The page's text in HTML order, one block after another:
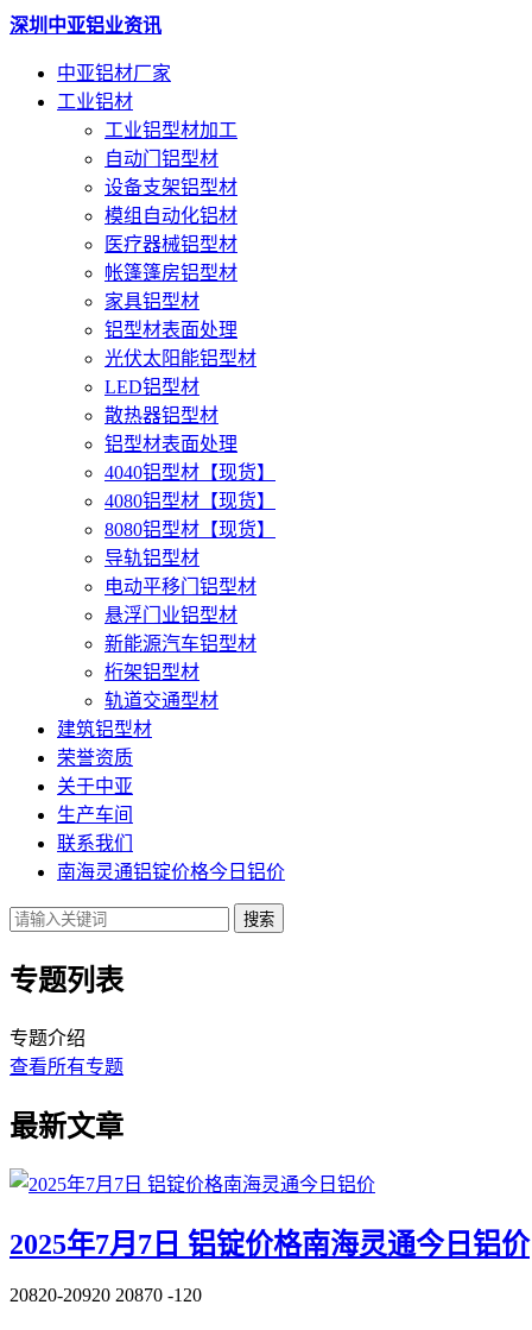
深圳中亚铝业资讯
中亚铝材厂家
工业铝材
工业铝型材加工
自动门铝型材
设备支架铝型材
模组自动化铝材
医疗器械铝型材
帐篷篷房铝型材
家具铝型材
铝型材表面处理
光伏太阳能铝型材
LED铝型材
散热器铝型材
铝型材表面处理
4040铝型材【现货】
4080铝型材【现货】
8080铝型材【现货】
导轨铝型材
电动平移门铝型材
悬浮门业铝型材
新能源汽车铝型材
桁架铝型材
轨道交通型材
建筑铝型材
荣誉资质
关于中亚
生产车间
联系我们
南海灵通铝锭价格今日铝价
搜索
专题列表
专题介绍
查看所有专题
最新文章
2025年7月7日 铝锭价格南海灵通今日铝价
20820-20920 20870 -120